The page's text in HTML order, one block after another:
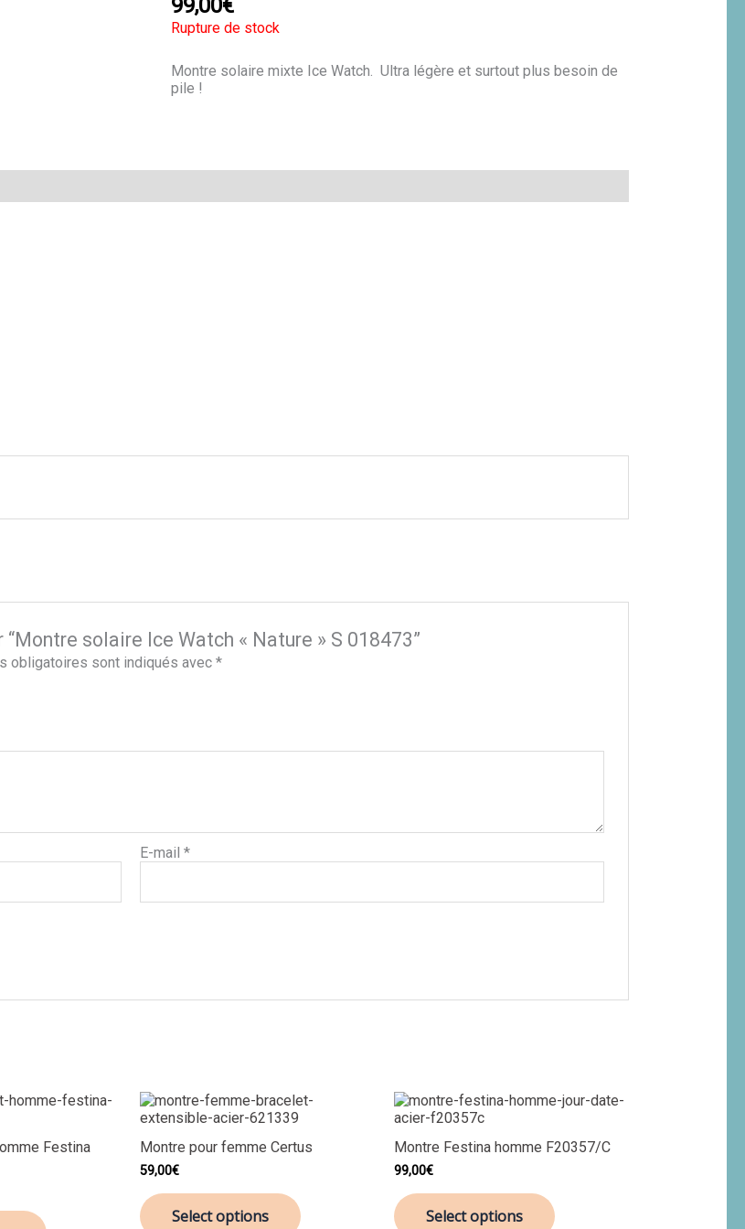
99,00€
Rupture de stock
Montre solaire mixte Ice Watch. Ultra légère et surtout plus besoin de
pile !
solaire Ice Watch « Nature » S 018473”
obligatoires sont indiqués avec*
E-mail*
Festina
Montre pour femme Certus
59,00€
Select options
Montre Festina homme F20357/C
99,00€
Select options